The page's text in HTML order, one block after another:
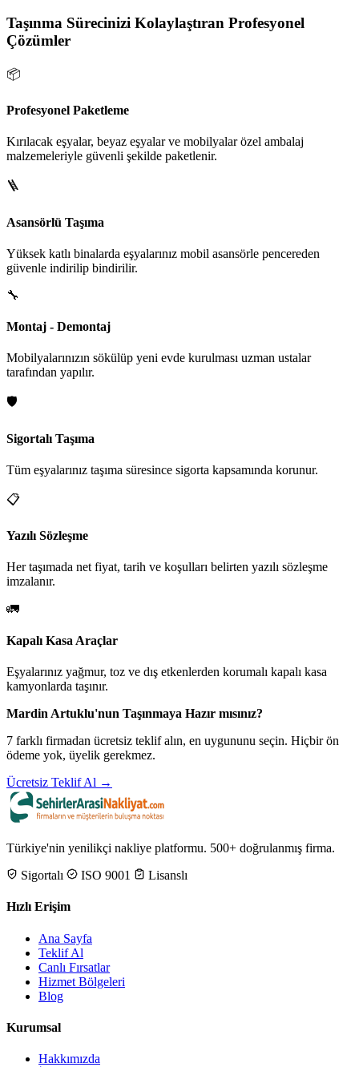
Taşınma Sürecinizi Kolaylaştıran Profesyonel
Çözümler
📦
Profesyonel Paketleme
Kırılacak eşyalar, beyaz eşyalar ve mobilyalar özel ambalaj
malzemeleriyle güvenli şekilde paketlenir.
🪜
Asansörlü Taşıma
Yüksek katlı binalarda eşyalarınız mobil asansörle pencereden
güvenle indirilip bindirilir.
🔧
Montaj - Demontaj
Mobilyalarınızın sökülüp yeni evde kurulması uzman ustalar
tarafından yapılır.
🛡️
Sigortalı Taşıma
Tüm eşyalarınız taşıma süresince sigorta kapsamında korunur.
📋
Yazılı Sözleşme
Her taşımada net fiyat, tarih ve koşulları belirten yazılı sözleşme
imzalanır.
🚛
Kapalı Kasa Araçlar
Eşyalarınız yağmur, toz ve dış etkenlerden korumalı kapalı kasa
kamyonlarda taşınır.
Mardin Artuklu'nun Taşınmaya Hazır mısınız?
7 farklı firmadan ücretsiz teklif alın, en uygununu seçin. Hiçbir ön
ödeme yok, üyelik gerekmez.
Ücretsiz Teklif Al →
Türkiye'nin yenilikçi nakliye platformu. 500+ doğrulanmış firma.
Sigortalı
ISO 9001 Lisanslı
Hızlı Erişim
Ana Sayfa
Teklif Al
Canlı Fırsatlar
Hizmet Bölgeleri
Blog
Kurumsal
Hakkımızda